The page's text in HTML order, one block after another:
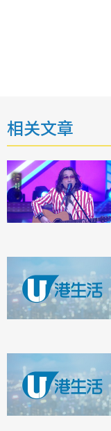
相关文章